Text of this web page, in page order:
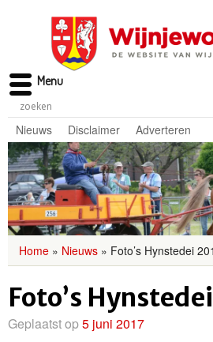
Nieuws Disclaimer Adverteren
Home » Nieuws » Foto’s Hynstedei
Foto’s
Geplaatst op5 juni 2017
Menu